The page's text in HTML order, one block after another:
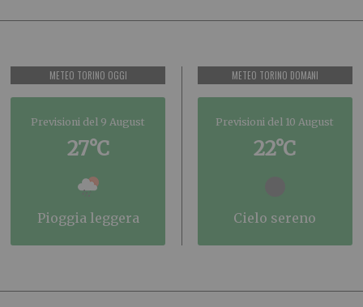
METEO TORINO OGGI
Previsioni del 9 August
27°C
pioggia leggera
METEO TORINO DOMANI
Previsioni del 10 August
22°C
cielo sereno